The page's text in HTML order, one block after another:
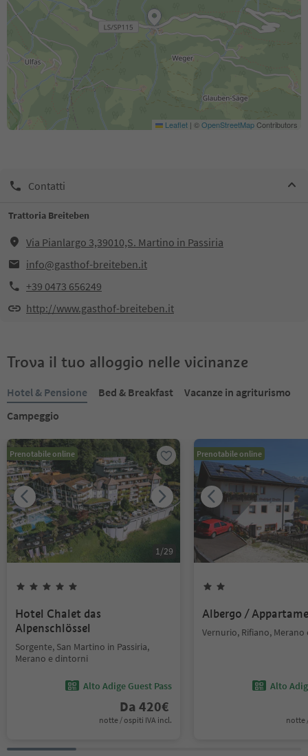
Leaflet | ©OpenStreetMapContributors
Contatti
Trattoria Breiteben
Via Pianlargo 3,39010,S. Martino in Passiria
info@gasthof-breiteben.it
+39 0473 656249
http://www.gasthof-breiteben.it
Trova il tuo alloggio nelle vicinanze
Hotel & Pensione Bed & Breakfast
Vacanze in agriturismo
Campeggio
Prenotabile online
1/29
Hotel Chalet das
Alpenschlössel
Sorgente, San Martino in Passiria,
Merano e dintorni
Alto Adige Guest Pass
Da 420€
notte / ospiti IVA incl.
Prenotabile online
Albergo /
Vernurio, Rifiano,
Alto
notte